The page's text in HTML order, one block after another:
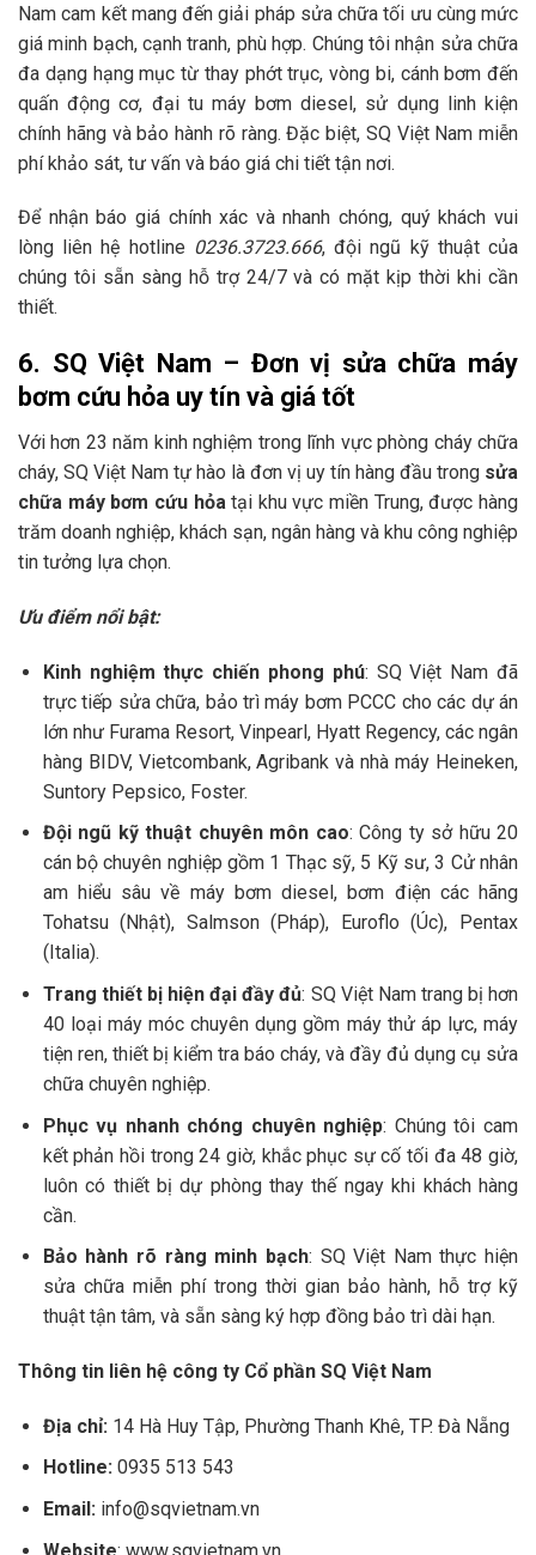
Nam cam kết mang đến giải pháp sửa chữa tối ưu cùng mức
giá minh bạch, cạnh tranh, phù hợp. Chúng tôi nhận sửa chữa
đa dạng hạng mục từ thay phớt trục, vòng bi, cánh bơm đến
quấn động cơ, đại tu máy bơm diesel, sử dụng linh kiện
chính hãng và bảo hành rõ ràng. Đặc biệt, SQ Việt Nam miễn
phí khảo sát, tư vấn và báo giá chi tiết tận nơi.
Để nhận báo giá chính xác và nhanh chóng, quý khách vui
lòng liên hệ hotline 0236.3723.666, đội ngũ kỹ thuật của
chúng tôi sẵn sàng hỗ trợ 24/7 và có mặt kịp thời khi cần
thiết.
6. SQ Việt Nam – Đơn vị sửa chữa máy
bơm cứu hỏa uy tín và giá tốt
Với hơn 23 năm kinh nghiệm trong lĩnh vực phòng cháy chữa
cháy, SQ Việt Nam tự hào là đơn vị uy tín hàng đầu trong sửa
chữa máy bơm cứu hỏatại khu vực miền Trung, được hàng
trăm doanh nghiệp, khách sạn, ngân hàng và khu công nghiệp
tin tưởng lựa chọn.
Ưu điểm nổi bật:
Kinh nghiệm thực chiến phong phú: SQ Việt Nam đã
trực tiếp sửa chữa, bảo trì máy bơm PCCC cho các dự án
lớn như Furama Resort, Vinpearl, Hyatt Regency, các ngân
hàng BIDV, Vietcombank, Agribank và nhà máy Heineken,
Suntory Pepsico, Foster.
Đội ngũ kỹ thuật chuyên môn cao: Công ty sở hữu 20
cán bộ chuyên nghiệp gồm 1 Thạc sỹ, 5 Kỹ sư, 3 Cử nhân
am hiểu sâu về máy bơm diesel, bơm điện các hãng
Tohatsu (Nhật), Salmson (Pháp), Euroflo (Úc), Pentax
(Italia).
Trang thiết bị hiện đại đầy đủ: SQ Việt Nam trang bị hơn
40 loại máy móc chuyên dụng gồm máy thử áp lực, máy
tiện ren, thiết bị kiểm tra báo cháy, và đầy đủ dụng cụ sửa
chữa chuyên nghiệp.
Phục vụ nhanh chóng chuyên nghiệp: Chúng tôi cam
kết phản hồi trong 24 giờ, khắc phục sự cố tối đa 48 giờ,
luôn có thiết bị dự phòng thay thế ngay khi khách hàng
cần.
Bảo hành rõ ràng minh bạch: SQ Việt Nam thực hiện
sửa chữa miễn phí trong thời gian bảo hành, hỗ trợ kỹ
thuật tận tâm, và sẵn sàng ký hợp đồng bảo trì dài hạn.
Thông tin liên hệ công ty Cổ phần SQ Việt Nam
Địa chỉ: 14 Hà Huy Tập, Phường Thanh Khê, TP. Đà Nẵng
Hotline:0935 513 543
Email:info@sqvietnam.vn
Website: www.sqvietnam.vn